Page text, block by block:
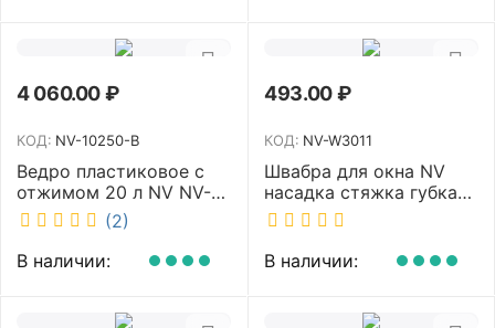
4 060.00₽
КОД: NV-10250-B
Ведро пластиковое с
отжимом 20 л NV NV-
10250-B
(2)
В наличии:
493.00₽
КОД: NV-W3011
Швабра для окна NV
насадка стяжка губка
30 см телескопическая
рукоятка 70-110 см NV-
W3011
В наличии: